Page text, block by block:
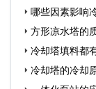
哪些因素影响
度常用的调节方
方形凉水塔的
冷却塔填料都
冷却塔的冷却